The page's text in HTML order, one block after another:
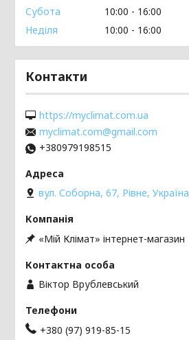
Субота
10:00
16:00
Неділя
10:00 16:00
Контакти
https://myclimat.com.ua
myclimat.com@gmail.com
+380979198515
вул. Соборна, 67, Рівне, Україна
«Мій Клімат» інтернет-магазин
Віктор Врублевський
+380 (97) 919-85-15